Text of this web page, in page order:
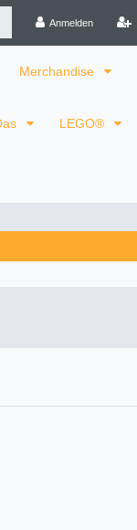
Anmelden
Merchandise
LEGO®